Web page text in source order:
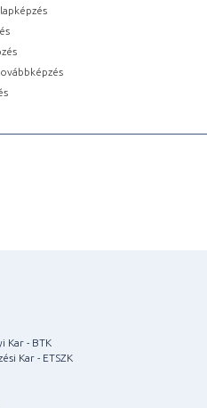
Kar - BTK
Kar - ETSZK